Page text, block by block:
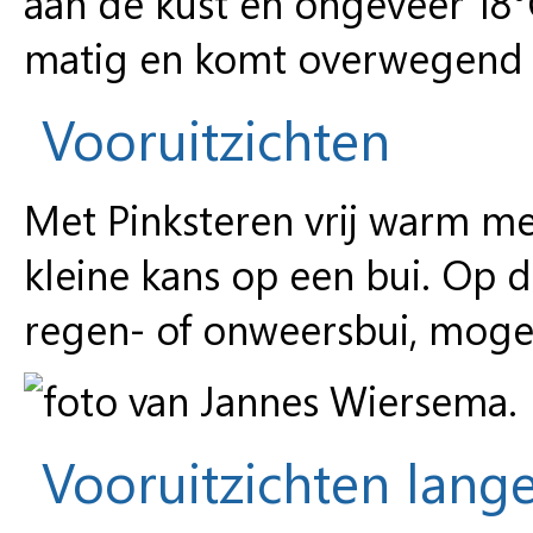
matig en komt
Vooruitzichten
Met Pinksteren vrij warm
kleine kans op een bui. Op
regen- of onweersbui,
Vooruitzichten